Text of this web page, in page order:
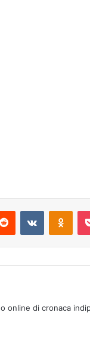
online di cronaca